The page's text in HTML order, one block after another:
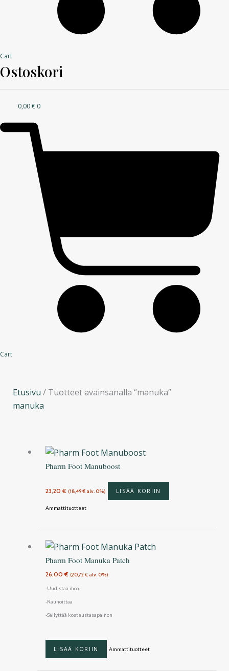
Cart
Ostoskori
0,00€ 0
Cart
Etusivu / Tuotteet avainsanalla “manuka”
manuka
Pharm Foot Manuboost
23,20€ (18,49€alv. 0%) LISÄÄ KORIIN
Ammattituotteet
Pharm Foot Manuka Patch
26,00€ (20,72€alv. 0%)
-Uudistaa ihoa
-Rauhoittaa
-Säilyttää kosteustasapainon
LISÄÄ KORIIN Ammattituotteet